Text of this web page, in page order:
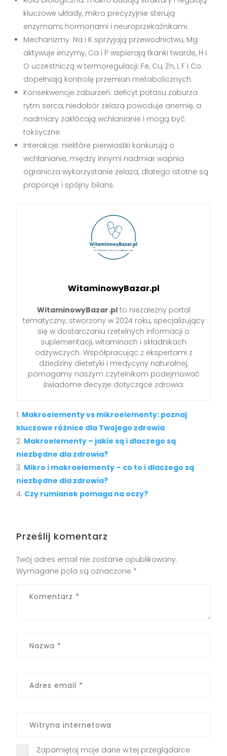
kluczowe układy, mikro precyzyjnie sterują
enzymami, hormonami i neuroprzekaźnikami.
Mechanizmy: Na i K sprzyjają przewodnictwu, Mg
aktywuje enzymy, Ca i P wspierają tkanki twarde, H i
O uczestniczą w termoregulacji; Fe, Cu, Zn, I, F i Co
dopełniają kontrolę przemian metabolicznych.
Konsekwencje zaburzeń: deficyt potasu zaburza
rytm serca, niedobór żelaza powoduje anemię, a
nadmiary zakłócają wchłanianie i mogą być
toksyczne.
Interakcje: niektóre pierwiastki konkurują o
wchłanianie, między innymi nadmiar wapnia
ogranicza wykorzystanie żelaza, dlatego istotne są
proporcje i spójny bilans.
WitaminowyBazar.pl
WitaminowyBazar.plto niezależny portal
tematyczny, stworzony w 2024 roku, specjalizujący
się w dostarczaniu rzetelnych informacji o
suplementacji, witaminach i składnikach
odżywczych. Współpracując z ekspertami z
dziedziny dietetyki i medycyny naturalnej,
pomagamy naszym czytelnikom podejmować
świadome decyzje dotyczące zdrowia.
Makroelementy vs mikroelementy: poznaj
kluczowe różnice dla Twojego zdrowia
Makroelementy – jakie są i dlaczego są
niezbędne dla zdrowia?
Mikro i makroelementy – co to i dlaczego są
niezbędne dla zdrowia?
Czy rumianek pomaga na oczy?
Prześlij komentarz
Twój adres email nie zostanie opublikowany.
Wymagane pola są oznaczone *
Zapamiętaj moje dane w tej przeglądarce